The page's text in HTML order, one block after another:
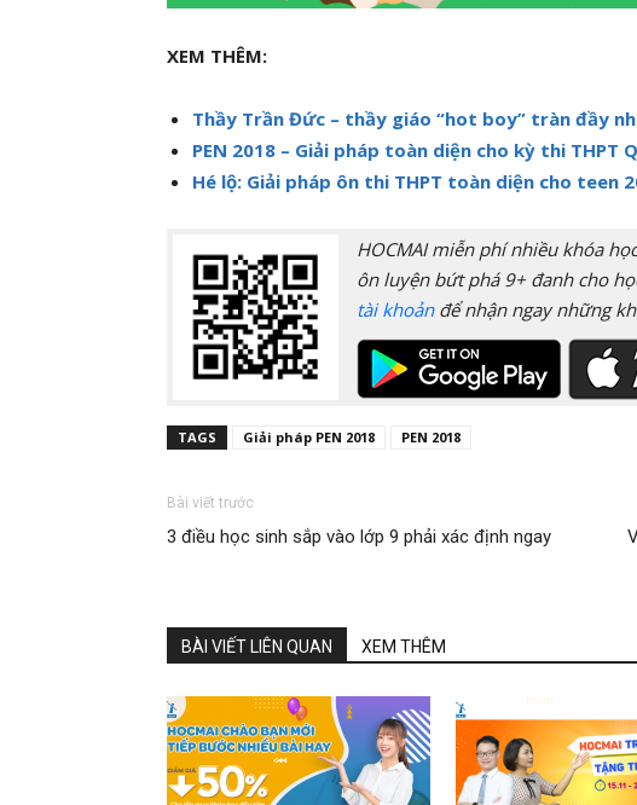
XEM THÊM:
Thầy Trần Đức – thầy giáo “hot boy” tràn đầy
PEN 2018 – Giải pháp toàn diện cho kỳ thi THPT
Hé lộ: Giải pháp ôn thi THPT toàn diện cho teen
HOCMAI miễn phí nhiều khóa
ôn luyện bứt phá 9+ đanh cho
tài khoảnđể nhận ngay những
TAGS Giải pháp PEN 2018 PEN 2018
Bài viết trước
3 điều học sinh sắp vào lớp 9 phải xác định ngay
BÀI VIẾT LIÊN QUAN XEM THÊM